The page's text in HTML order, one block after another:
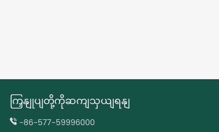
ကြှနျုပျတို့ကိုဆကျသှယျရနျ
-86-577-59996000